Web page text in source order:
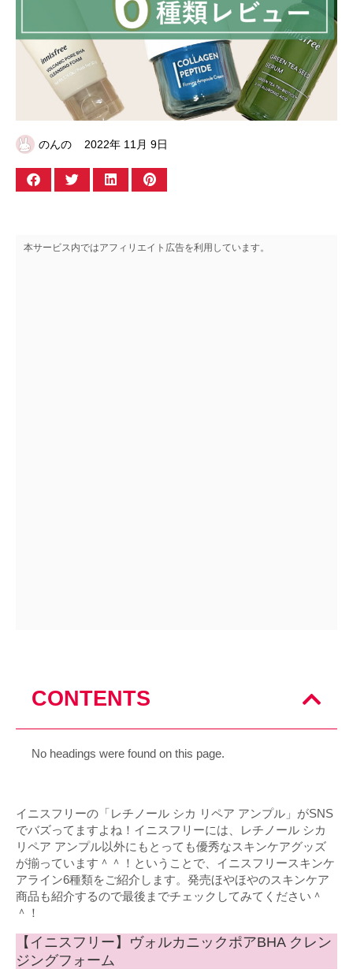
のんの 2022年 11月 9日
本サービス内ではアフィリエイト広告を利用しています。
CONTENTS
No headings were found on this page.
イニスフリーの「レチノール シカ リペア アンプル」がSNS
でバズってますよね！イニスフリーには、レチノール シカ
リペア アンプル以外にもとっても優秀なスキンケアグッズ
が揃っています＾＾！ということで、イニスフリースキンケ
アライン6種類をご紹介します。発売ほやほやのスキンケア
商品も紹介するので最後までチェックしてみてください＾
＾！
【イニスフリー】ヴォルカニックポアBHA クレン
ジングフォーム